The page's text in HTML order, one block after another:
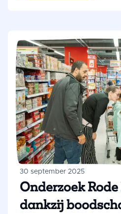
schoolmaaltijd. Scholen
rekenen op steun bij het
eten op school (via het
of het verstrekken van
boodschappenkaarten
Rode Kruis).
30 september 2025
Onderzoek
dankzij